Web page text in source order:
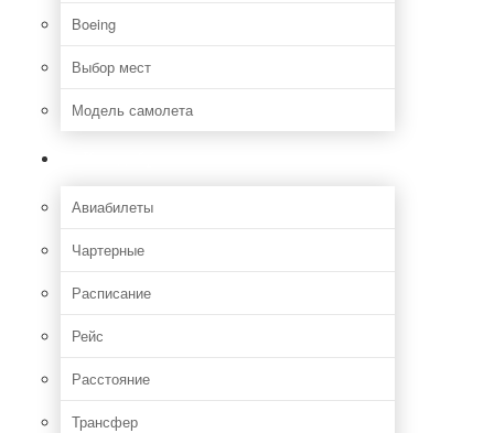
Boeing
Выбор мест
Модель самолета
Авиабилеты
Чартерные
Расписание
Рейс
Расстояние
Трансфер